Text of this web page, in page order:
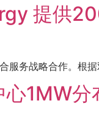
提供
服务战略合作。根
1MW